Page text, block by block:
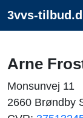
3vvs-
Arne
Monsunvej 11
2660 Brøndby